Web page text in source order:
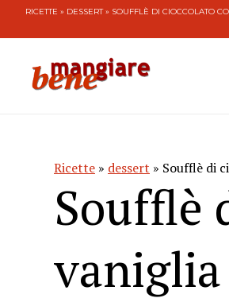
RICETTE » DESSERT» SOUFFLÈ DI CIOCCOLATO
Ricette » dessert » Soufflè di
Soufflè